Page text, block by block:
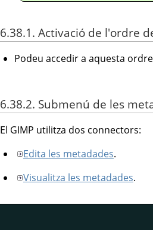
6.38.1. Activació de l'ordre
Podeu accedir a aquesta
6.38.2. Submenú de les
El GIMP utilitza dos connectors:
Edita les metadades.
Visualitza les metadades.